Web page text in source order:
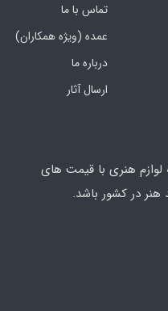
تماس با ما
عمده (ویژه همکاران)
درباره ما
ارسال آثار
لوازم هنری با قیمت های
هنر در کشور باشد.